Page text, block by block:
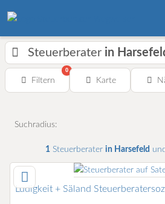
Steuerberater in
Filtern
0
Karte
Suchradius:
1 Steuerberater in Harsefeld
Ludigkeit + Säland